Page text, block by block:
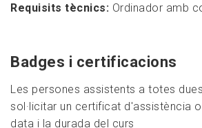
Requisits tècnics: Ordinador amb
Badges i certificacions
Les persones assistents a totes
sol·licitar un certificat d'assistència
data i la durada del curs